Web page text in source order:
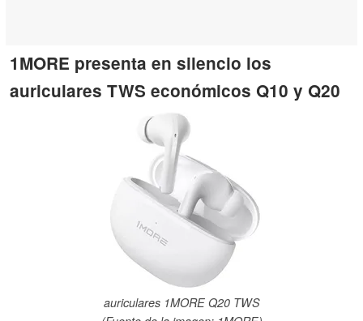
1MORE presenta en silencio los
auriculares TWS económicos Q10 y Q20
auriculares 1MORE Q20 TWS